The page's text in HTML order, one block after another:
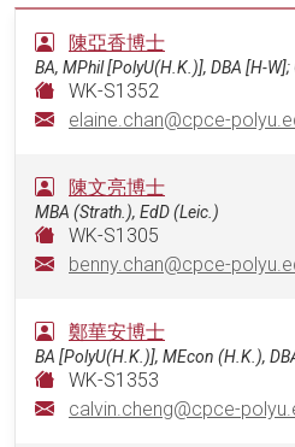
陳亞香博士
BA, MPhil [PolyU(H.K.)], DBA [H-
WK-S1352
elaine.chan@cpce-
陳文亮博士
MBA (Strath.), EdD (Leic.)
WK-S1305
benny.chan@cpce-
鄭華安博士
BA [PolyU(H.K.)], MEcon (H.K.),
WK-S1353
calvin.cheng@cpce-